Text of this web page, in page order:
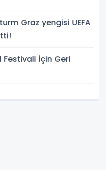
Graz yengisi UEFA
Festivali İçin Geri